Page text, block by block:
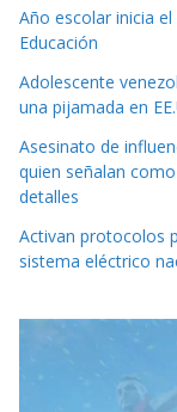
Año escolar inicia
Educación
Adolescente
una pijamada en
Asesinato de
quien señalan
detalles
Activan protocolos
sistema eléctrico